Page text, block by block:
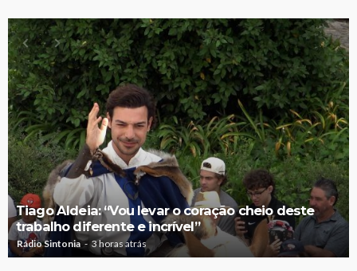
Tiago Aldeia: “Vou levar o coração cheio deste
trabalho diferente e incrível”
Rádio Sintonia 3 horas atrás